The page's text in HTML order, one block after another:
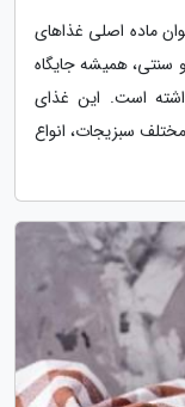
ماده اصلی غذاهای
سنتی، همیشه جایگاه
است. این غذای
مختلف سبزیجات، انواع